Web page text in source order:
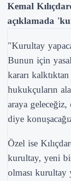
Kemal
açıklamada
"Kurultay
Bunun için
kararı
hukukçuların
araya geleceğiz,
diye
Özel ise
kurultay, yeni
olması kurultay